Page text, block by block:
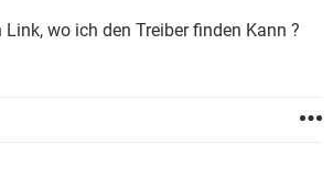
HARDWARE
wo ich den Treiber finden Kann ?